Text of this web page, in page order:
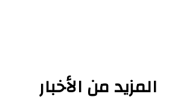
المزيد من الأخبار